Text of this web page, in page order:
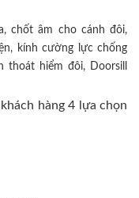
chốt âm cho cánh đôi,
kính cường lực chống
thoát hiểm đôi, Doorsill
hàng 4 lựa chọn